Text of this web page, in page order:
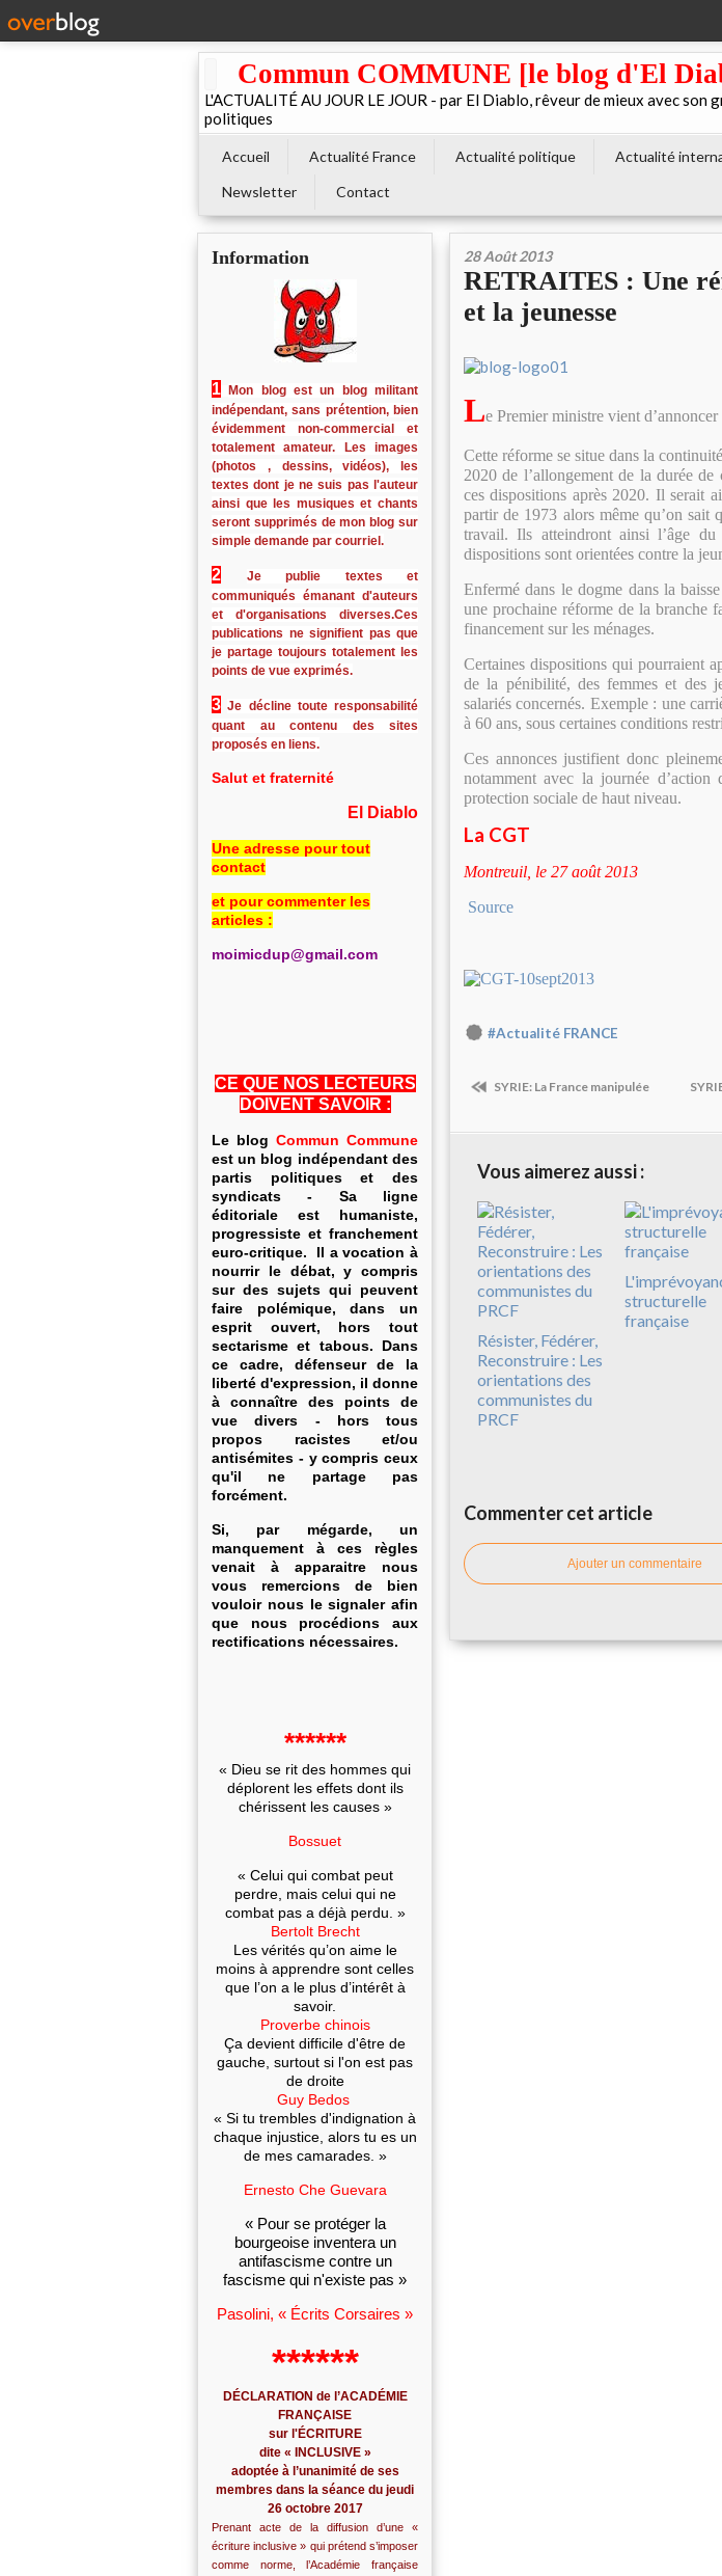
Commun COMMUNE [le blog d'El
L'ACTUALITÉ AU JOUR LE JOUR - par El Diablo, rêveur de mieux avec
politiques
Accueil Actualité France Actualité politique Actualité
Newsletter
Contact
Information
1
Mon blog est un blog militant
indépendant, sans prétention, bien
évidemment non-commercial et
totalement amateur. Les images
(photos , dessins, vidéos), les
textes dont je ne suis pas l'auteur
ainsi que les musiques et chants
seront supprimés de mon blog sur
simple demande par courriel.
2
Je publie textes et
communiqués émanant d'auteurs
et d'organisations diverses.Ces
publications ne signifient pas que
je partage toujours totalement les
points de vue exprimés.
3 Je décline toute responsabilité
quant au contenu des sites
proposés en liens.
Salut et fraternité
El Diablo
Une adresse pour tout
contact
et pour commenter les
articles :
moimicdup@gmail.com
CE QUE NOS LECTEURS
DOIVENT SAVOIR :
Le blog Commun Commune
est un blog indépendant des
partis politiques et des
syndicats - Sa ligne
éditoriale est humaniste,
progressiste et franchement
euro-critique. Il a vocation à
nourrir le débat, y compris
sur des sujets qui peuvent
faire polémique, dans un
esprit ouvert, hors tout
sectarisme et tabous. Dans
ce cadre, défenseur de la
liberté d'expression, il donne
à connaître des points de
vue divers - hors tous
propos racistes et/ou
antisémites - y compris ceux
qu'il ne partage pas
forcément.
Si, par mégarde, un
manquement à ces règles
venait à apparaitre nous
vous remercions de bien
vouloir nous le signaler afin
que nous procédions aux
rectifications nécessaires.
******
« Dieu se rit des hommes qui
déplorent les effets dont ils
chérissent les causes »
Bossuet
« Celui qui combat peut
perdre, mais celui qui ne
combat pas a déjà perdu. »
Bertolt Brecht
Les vérités qu’on aime le
moins à apprendre sont celles
que l’on a le plus d’intérêt à
savoir.
Proverbe chinois
Ça devient difficile d'être de
gauche, surtout si l'on est pas
de droite
Guy Bedos
« Si tu trembles d'indignation à
chaque injustice, alors tu es un
de mes camarades. »
Ernesto Che Guevara
« Pour se protéger la
bourgeoise inventera un
antifascisme contre un
fascisme qui n'existe pas »
Pasolini, « Écrits Corsaires »
******
DÉCLARATION de l’ACADÉMIE
FRANÇAISE
sur l'ÉCRITURE
dite « INCLUSIVE »
adoptée à l’unanimité de ses
membres dans la séance du jeudi
26 octobre 2017
Prenant acte de la diffusion d’une «
écriture inclusive » qui prétend s’imposer
comme norme, l’Académie française
28 Août 2013
RETRAITES : Une
et la jeunesse
Le Premier ministre vient
Cette réforme se situe dans la
2020 de l’allongement de la durée
ces dispositions après 2020. Il serait
partir de 1973 alors même qu’on sait
travail. Ils atteindront ainsi l’âge
dispositions sont orientées contre la
Enfermé dans le dogme dans la
une prochaine réforme de la branche
financement sur les ménages.
Certaines dispositions qui pourraient
de la pénibilité, des femmes et des
salariés concernés. Exemple : une
à 60 ans, sous certaines conditions
Ces annonces justifient donc
notamment avec la journée
protection sociale de haut niveau.
La CGT
Montreuil, le 27 août 2013
Source
#Actualité FRANCE
SYRIE: La France manipulée
Vous aimerez aussi :
Résister, Fédérer,
Reconstruire : Les
orientations des
communistes du
PRCF
structurelle
française
Commenter cet article
Ajouter un commentaire